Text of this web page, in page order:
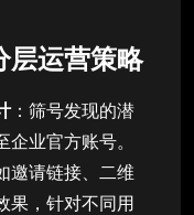
层运营策略
：筛号发现的潜
业官方账号。
邀请链接、二维
果，针对不同用